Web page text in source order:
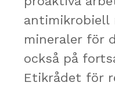
antimikrobiell
mineraler för
också på
Etikrådet för